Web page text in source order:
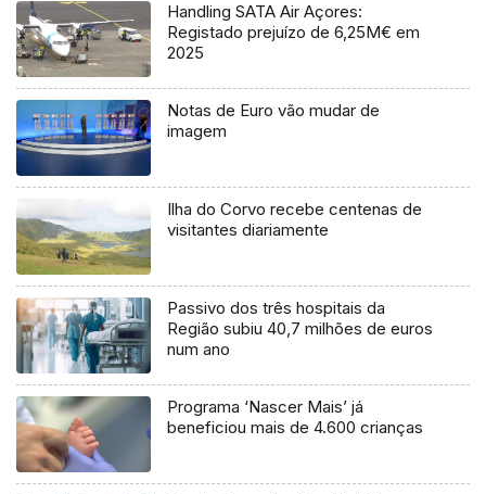
Handling SATA Air Açores:
Registado prejuízo de 6,25M€ em
2025
Notas de Euro vão mudar de
imagem
Ilha do Corvo recebe centenas de
visitantes diariamente
Passivo dos três hospitais da
Região subiu 40,7 milhões de euros
num ano
Programa ‘Nascer Mais’ já
beneficiou mais de 4.600 crianças